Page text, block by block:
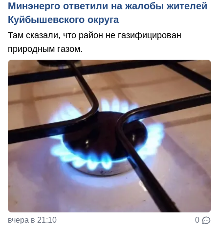
Минэнерго ответили на жалобы жителей
Куйбышевского округа
Там сказали, что район не газифицирован
природным газом.
вчера в 21:10 0